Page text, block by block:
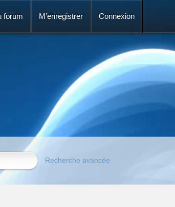
forum M’enregistrer Connexion
Recherche avancée